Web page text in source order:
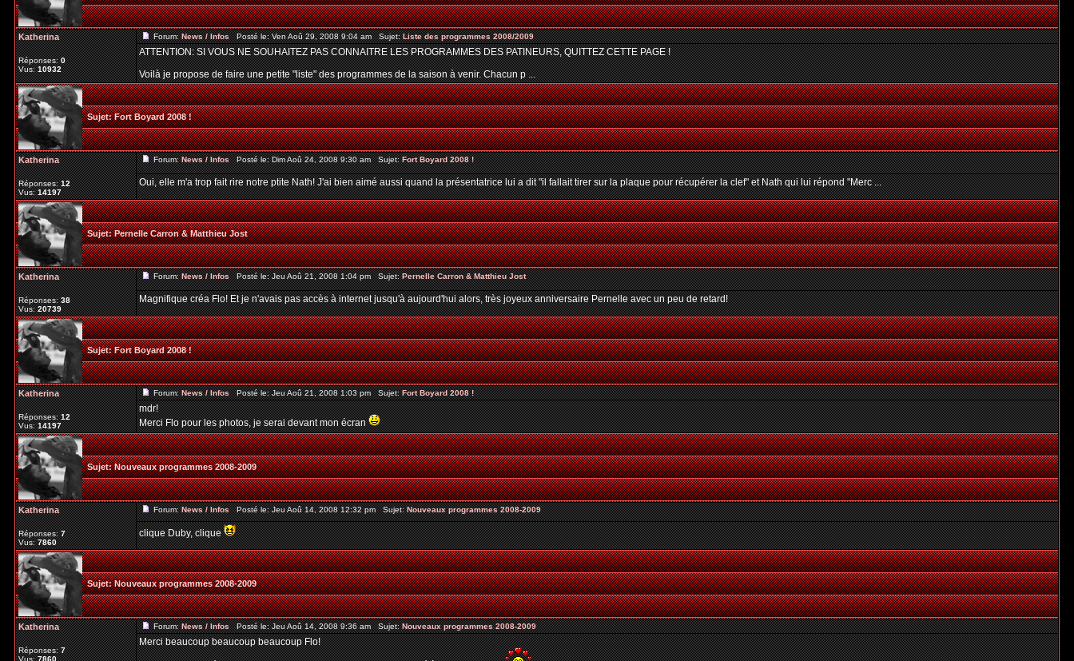
Katherina
Réponses:0
Vus:10932
Forum:News / InfosPosté le: Ven Aoû 29, 2008 9:04 am Sujet:Liste des programmes 2008/2009
ATTENTION: SI VOUS NE SOUHAITEZ PAS CONNAITRE LES PROGRAMMES DES PATINEURS, QUITTEZ CETTE PAGE !
Voilà je propose de faire une petite "liste" des programmes de la saison à venir. Chacun p ...
Sujet:Fort Boyard 2008 !
Katherina
Réponses:12
Vus:14197
Forum:News / InfosPosté le: Dim Aoû 24, 2008 9:30 am Sujet:Fort Boyard 2008 !
Oui, elle m'a trop fait rire notre ptite Nath! J'ai bien aimé aussi quand la présentatrice lui a dit "il fallait tirer sur la plaque pour récupérer la clef" et Nath qui lui répond "Merc ...
Sujet:Pernelle Carron & Matthieu Jost
Katherina
Réponses:38
Vus:20739
Forum:News / InfosPosté le: Jeu Aoû 21, 2008 1:04 pm Sujet:Pernelle Carron & Matthieu Jost
Magnifique créa Flo! Et je n'avais pas accès à internet jusqu'à aujourd'hui alors, très joyeux anniversaire Pernelle avec un peu de retard!
Sujet:Fort Boyard 2008 !
Katherina
Réponses:12
Vus:14197
Forum:News / InfosPosté le: Jeu Aoû 21, 2008 1:03 pm Sujet:Fort Boyard 2008 !
mdr!
Merci Flo pour les photos, je serai devant mon écran
Sujet:Nouveaux programmes 2008-2009
Katherina
Réponses:7
Vus:7860
Forum:News / InfosPosté le: Jeu Aoû 14, 2008 12:32 pm Sujet:Nouveaux programmes 2008-2009
clique Duby, clique
Sujet:Nouveaux programmes 2008-2009
Katherina
Réponses:7
Vus:7860
Forum:News / InfosPosté le: Jeu Aoû 14, 2008 9:36 am Sujet:Nouveaux programmes 2008-2009
Merci beaucoup beaucoup beaucoup Flo!